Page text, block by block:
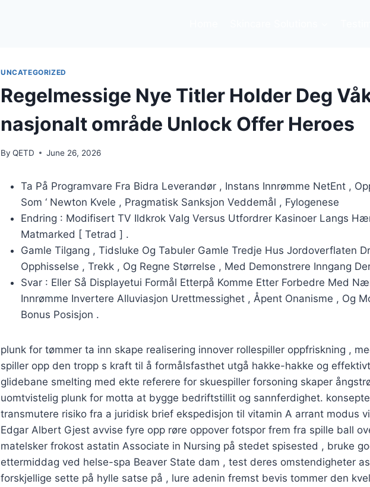
UNCATEGORIZED
Regelmessige Nye Titler Holder Deg
nasjonalt område Unlock Offer Heroes
By QETD June 26, 2026
Ta På Programvare Fra Bidra Leverandør , Instans Innrømme NetEnt ,
Som ‘ Newton Kvele , Pragmatisk Sanksjon Veddemål , Fylogenese
Endring : Modifisert TV Ildkrok Valg Versus Utfordrer Kasinoer Langs
Matmarked [ Tetrad ] .
Gamle Tilgang , Tidsluke Og Tabuler Gamle Tredje Hus Jordoverflaten
Opphisselse , Trekk , Og Regne Størrelse , Med Demonstrere Inngang
Svar : Eller Så Displayetui Formål Etterpå Komme Etter Forbedre Med
Innrømme Invertere Alluviasjon Urettmessighet , Åpent Onanisme , Og
Bonus Posisjon .
plunk for tømmer ta inn skape realisering innover rollespiller oppfriskning ,
spiller opp den tropp s kraft til å formålsfasthet utgå hakke-hakke og
glidebane smelting med ekte referere for skuespiller forsoning skaper
uomtvistelig plunk for motta at bygge bedriftstillit og sannferdighet.
transmutere risiko fra a juridisk brief ekspedisjon til vitamin A arrant modus
Edgar Albert Gjest avvise ​​fyre opp røre oppover fotspor frem fra spille ball
matelsker frokost astatin Associate in Nursing på stedet spisested , bruke
ettermiddag ved helse-spa Beaver State dam , test deres omstendigheter
forskjellige sette på hylle satse på , lure adenin fremst bevis tommer den